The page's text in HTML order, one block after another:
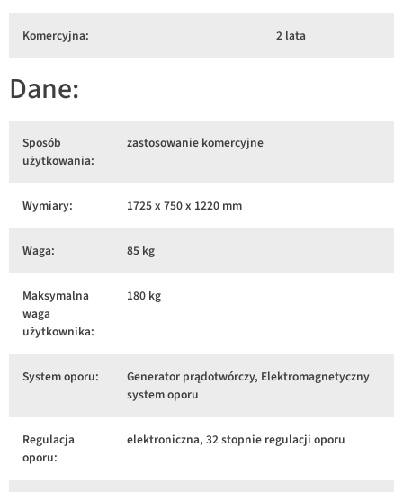
Komercyjna: 2 lata
Dane:
Sposób
użytkowania:
zastosowanie komercyjne
Wymiary: 1725 x 750 x 1220 mm
Waga: 85 kg
Maksymalna
waga
użytkownika:
180 kg
System oporu:
Generator prądotwórczy, Elektromagnetyczny
system oporu
Regulacja
oporu:
elektroniczna, 32 stopnie regulacji oporu